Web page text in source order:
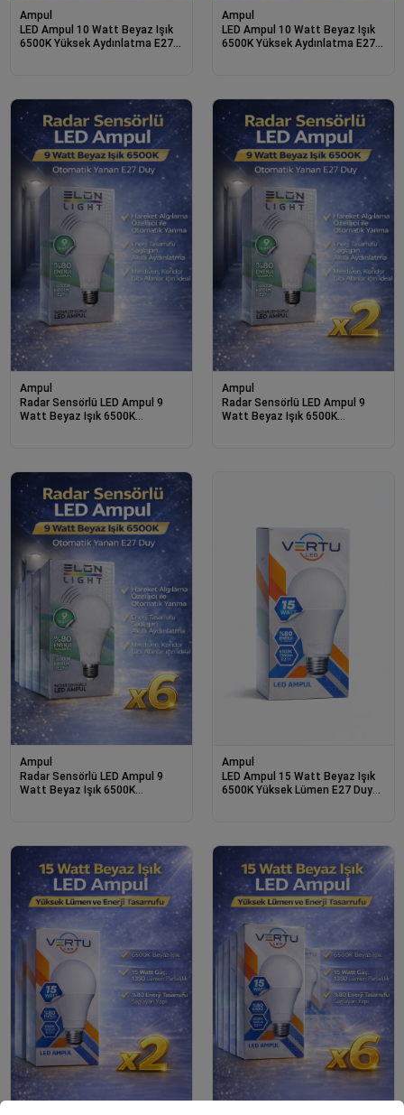
Ampul
LED Ampul 10 Watt Beyaz Işık
6500K Yüksek Aydınlatma E27
Ampul
LED Ampul 10 Watt Beyaz Işık
6500K Yüksek Aydınlatma E27
Ampul
Radar Sensörlü LED Ampul 9
Watt Beyaz Işık 6500K
Ampul
Radar Sensörlü LED Ampul 9
Watt Beyaz Işık 6500K
Ampul
Radar Sensörlü LED Ampul 9
Watt Beyaz Işık 6500K
Ampul
LED Ampul 15 Watt Beyaz Işık
6500K Yüksek Lümen E27 Duy